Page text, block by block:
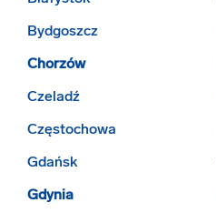
Bydgoszcz
Chorzów
Czeladź
Częstochowa
Gdańsk
Gdynia